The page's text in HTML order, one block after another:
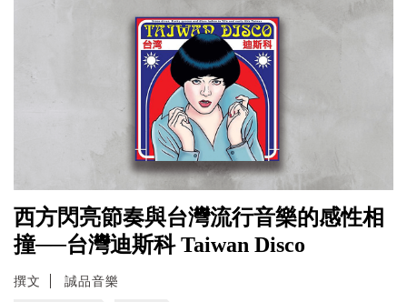
西方閃亮節奏與台灣流行音樂的感性相
撞──台灣迪斯科 Taiwan Disco
撰文 誠品音樂